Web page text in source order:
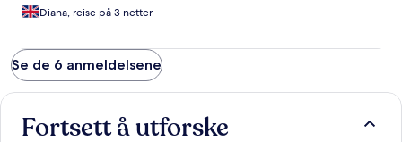
Diana, reise på 3 netter
Se de 6 anmeldelsene
Fortsett å utforske